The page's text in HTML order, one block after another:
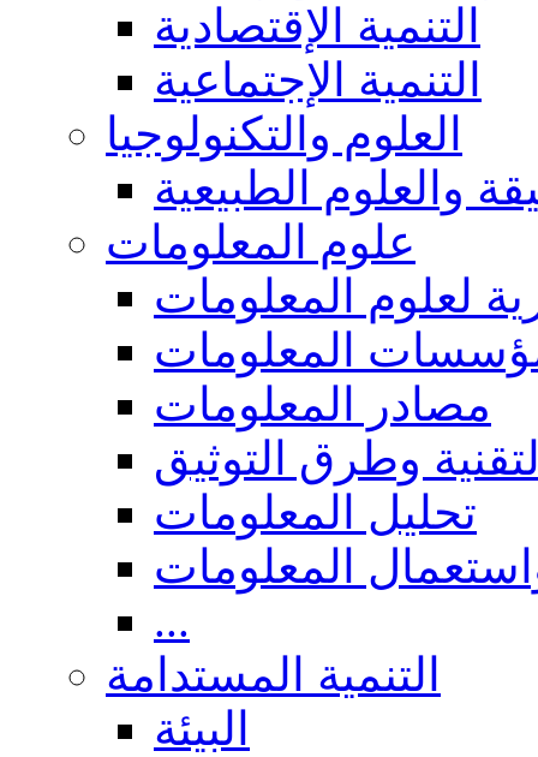
التنمية الإقتصادية
التنمية الإجتماعية
العلوم والتكنولوجيا
والعلوم الطبيعية
علوم المعلومات
لعلوم المعلومات
المعلومات
مصادر المعلومات
وطرق التوثيق
تحليل المعلومات
المعلومات
...
التنمية المستدامة
البيئة